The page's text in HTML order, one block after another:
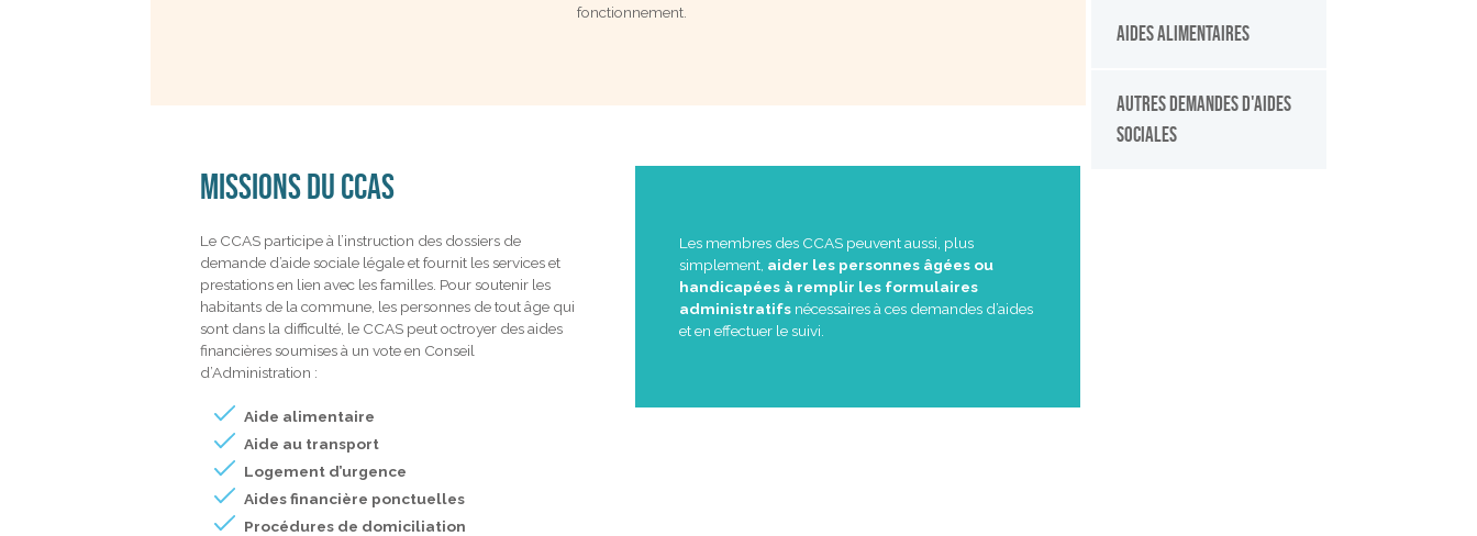
fonctionnement.
MISSIONS DU CCAS
Le CCAS participe à l’instruction des dossiers de
demande d’aide sociale légale et fournit les services et
prestations en lien avec les familles. Pour soutenir les
habitants de la commune, les personnes de tout âge qui
sont dans la difficulté, le CCAS peut octroyer des aides
financières soumises à un vote en Conseil
d’Administration :
Aide alimentaire
Aide au transport
Logement d’urgence
Aides financière ponctuelles
Procédures de domiciliation
Les membres des CCAS peuvent aussi, plus
simplement, aider les personnes âgées ou
handicapées à remplir les formulaires
administratifsnécessaires à ces demandes d’aides
et en effectuer le suivi.
Aides alimentaires
Autres demandes d'aides
sociales